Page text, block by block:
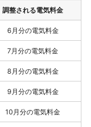
調整される電気料金
6月分の電気料金
7月分の電気料金
8月分の電気料金
9月分の電気料金
10月分の電気料金